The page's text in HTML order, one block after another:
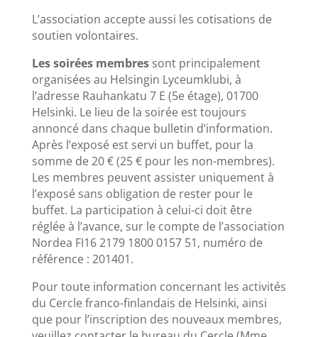
L’association accepte aussi les cotisations de
soutien volontaires.
Les soirées membressont principalement
organisées au Helsingin Lyceumklubi, à
l’adresse Rauhankatu 7 E (5e étage), 01700
Helsinki. Le lieu de la soirée est toujours
annoncé dans chaque bulletin d’information.
Après l’exposé est servi un buffet, pour la
somme de 20 € (25 € pour les non-membres).
Les membres peuvent assister uniquement à
l’exposé sans obligation de rester pour le
buffet. La participation à celui-ci doit être
réglée à l’avance, sur le compte de l’association
Nordea FI16 2179 1800 0157 51, numéro de
référence : 201401.
Pour toute information concernant les activités
du Cercle franco-finlandais de Helsinki, ainsi
que pour l’inscription des nouveaux membres,